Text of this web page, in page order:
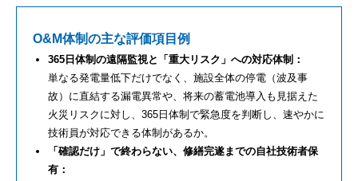
O&M体制の主な評価項目例
365日体制の遠隔監視と「重大リスク」への対応体制：
単なる発電量低下だけでなく、施設全体の停電（波及事
故）に直結する漏電異常や、将来の蓄電池導入も見据えた
火災リスクに対し、365日体制で緊急度を判断し、速やかに
技術員が対応できる体制があるか。
「確認だけ」で終わらない、修繕完遂までの自社技術者保
有：